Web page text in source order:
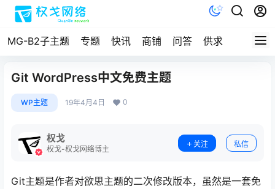
MG-B2子主题 专题 快讯 商铺 问答 供求
Git WordPress中文免费主题
WP主题 19年4月4日 0
权戈
权戈-权戈网络博主
关注 私信
Git主题是作者对欲思主题的二次修改版本，虽然是一套免